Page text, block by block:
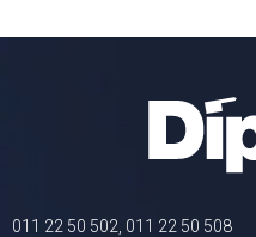
011 22 50 502, 011 22 50 508